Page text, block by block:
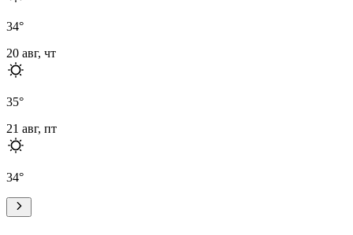
34°
20 авг, чт
35°
21 авг, пт
34°